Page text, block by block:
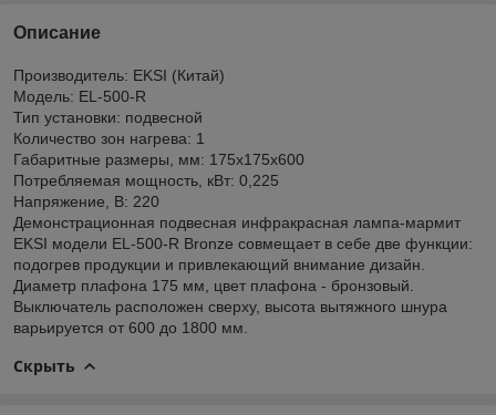
Описание
Производитель: EKSI (Китай)
Модель: EL-500-R
Тип установки: подвесной
Количество зон нагрева: 1
Габаритные размеры, мм: 175x175x600
Потребляемая мощность, кВт: 0,225
Напряжение, В: 220
Демонстрационная подвесная инфракрасная лампа-мармит
EKSI модели EL-500-R Bronze совмещает в себе две функции:
подогрев продукции и привлекающий внимание дизайн.
Диаметр плафона 175 мм, цвет плафона - бронзовый.
Выключатель расположен сверху, высота вытяжного шнура
варьируется от 600 до 1800 мм.
Скрыть